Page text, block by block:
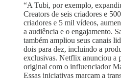
“A Tubi, por exemplo,
Creators de seis criadores e
criadores e 5 mil vídeos,
a audiência e o engajamento.
também ampliou seus canais
dois para dez, incluindo a
exclusivas. Netflix anunciou a
original com o influenciador
Essas iniciativas marcam a